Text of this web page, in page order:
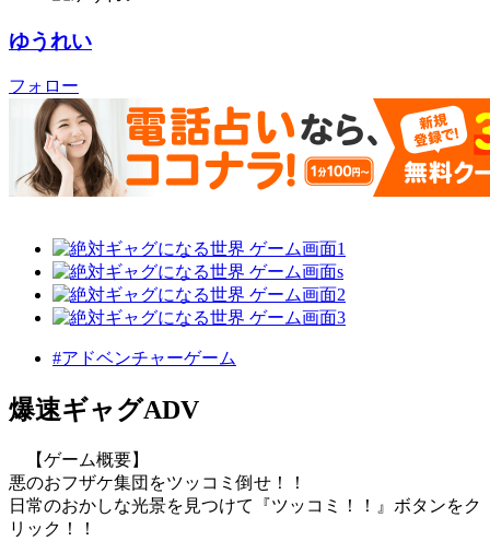
ゆうれい
フォロー
#アドベンチャーゲーム
爆速ギャグADV
【ゲーム概要】
悪のおフザケ集団をツッコミ倒せ！！
日常のおかしな光景を見つけて『ツッコミ！！』ボタンをク
リック！！